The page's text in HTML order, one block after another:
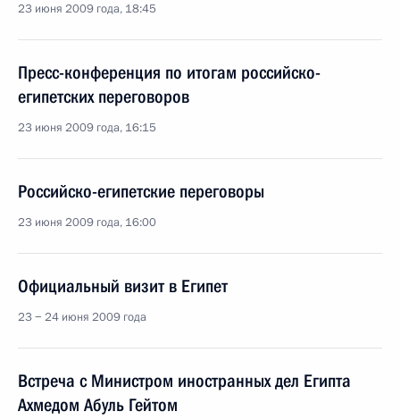
23 июня 2009 года, 18:45
Пресс-конференция по итогам российско-
египетских переговоров
23 июня 2009 года, 16:15
Российско-египетские переговоры
23 июня 2009 года, 16:00
Официальный визит в Египет
23 − 24 июня 2009 года
Встреча с Министром иностранных дел Египта
Ахмедом Абуль Гейтом